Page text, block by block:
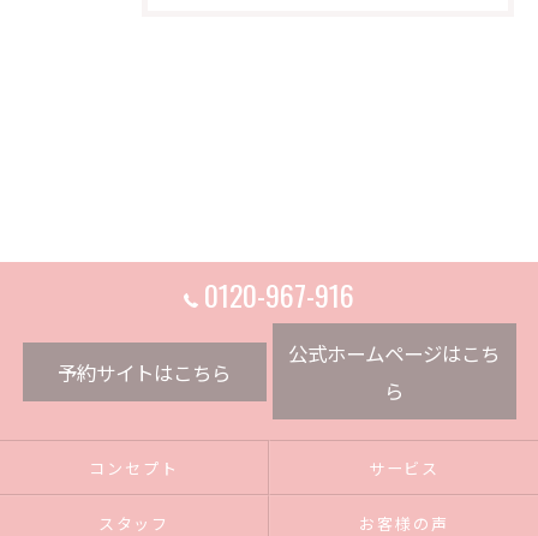
0120-967-916
予約サイトはこちら
公式ホームページはこち
ら
コンセプト サービス
スタッフ お客様の声